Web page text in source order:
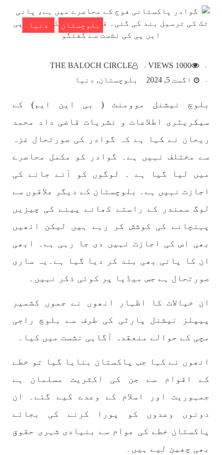
1784 VIEWS مئی 22, 2023
دی بلوچ سرکل جبری لاپتہ افراد کے معاملہ کو ایک
قومی ایشو سمجھتی ہے اور ہماری کوشیش ہے کہ
جبری لاپتہ افرد کے خاندانوں کی آواز دنیا کے ان
SHARE
مضامین
1773 VIEWS مئی 30, 2023
جنگ کی جدلیات تحریر:-مہر جان یہاں بے اعتمادی
گوہٹے مجادلہ (ٹکراؤ) وحدت پیدا کرتا ہے۔ جنگ
عام اسی لیے ہے کہ “تشکیل
SHARE
مضامین
1870 VIEWS مئی 31, 2023
اور کہانی ختم ہوتی ہے – گہور مینگل
نفسیاتی جنگ ایک آزمودہ اور کارآمد ہتھیار
بلوچستان دنیا
1000 VIEWS
THE BALOCH CIRCLE
اگست 5, 2024
بلوچستان دنیا
بلوچ نیشنل موومنٹ ( بی این ایم) کے
سیکریٹری اطلاعات و نشریات قاضی داد محمد
ریحان نے کہا ہے کہ گوادر کی صورتحال غزہ
سے مختلف نہیں ہے۔ گوادر کو مکمل محاصرے
میں لیا گیا ہے ۔ لوگوں کو آنے جانے کی
اجازت نہیں ہے۔ بلوچستان کے دیگر علاقوں سے
لوگ سمندر کے راستے کھانے پینے کی چیزیں
پہنچانے کی کوشش کر رہے ہیں لیکن انھیں
بھی اس کی اجازت نہیں دی جا رہی ہے۔ ابھی
ان کا پانی بھی بند کر دیا گیا ہے۔یہ ساری
صورتحال ہے جس میڈیا پر کوئی ذکر نہیں۔
ان خیالات کا اظہار انھوں نے جموں کشمیر
پیپلز نیشنل پارٹی کی طرف سے بلوچ راجی
مچی کے حوالے منعقدہ آگاہی نشست میں کیا۔
انھوں نے کہا جب پاکستان بنایا گیا تو خطے
کے اقوام سے جن کی اکثریت مسلمان ہے
جمہوریت اور اسلام کے وعدے کیے گئے۔ ان
دونوں وعدوں کو پورا کرنے کی بجائے
پاکستان خطے کی عوام سے بنیادی شہری حقوق
بھی چھین لیے ہیں۔